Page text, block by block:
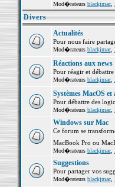
Mod�rateurs blackjmac,
Divers
Actualités
Pour nous faire
Mod�rateurs blackjmac,
Réactions aux news
Pour réagir et
Mod�rateurs blackjmac,
Systèmes MacOS
Pour débattre des
Mod�rateurs blackjmac,
Windows sur Mac
Ce forum se
MacBook Pro ou
Mod�rateurs blackjmac,
Suggestions
Pour partager vos
Mod�rateurs blackjmac,